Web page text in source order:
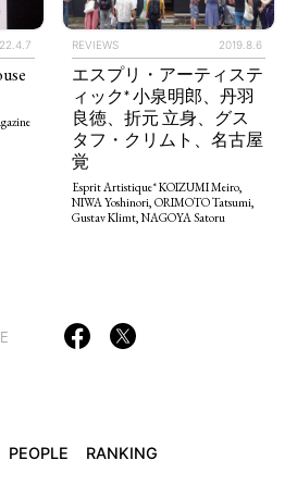
RANKING
REVIEWS 2019.8.6
エスプリ・アーティステ
ィック* 小泉明郎、丹羽
良徳、折元 立身、グス
タフ・クリムト、名古屋
覚
Esprit Artistique* KOIZUMI Meiro,
NIWA Yoshinori, ORIMOTO Tatsumi,
Gustav Klimt, NAGOYA Satoru
PEOPLE RANKING